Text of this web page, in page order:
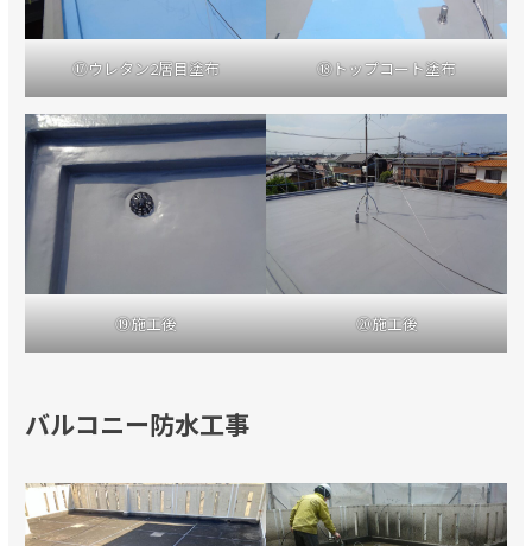
⑰ウレタン2層目塗布 ⑱トップコート塗布
⑲施工後 ⑳施工後
バルコニー防水工事